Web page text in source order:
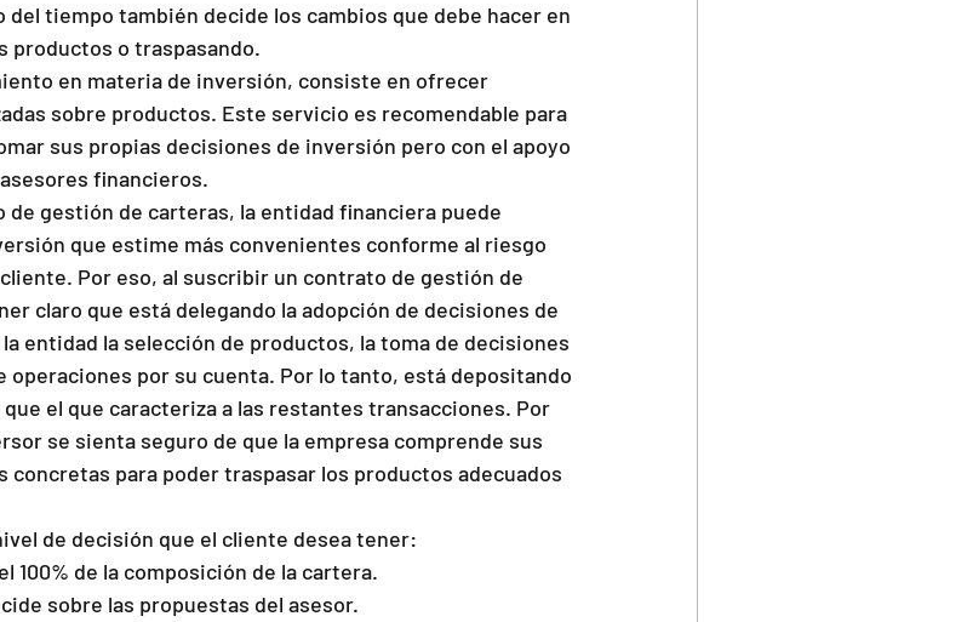
del tiempo también decide los cambios que debe hacer en
productos o traspasando.
en materia de inversión, consiste en ofrecer
sobre productos. Este servicio es recomendable para
sus propias decisiones de inversión pero con el apoyo
financieros.
de gestión de carteras, la entidad financiera puede
que estime más convenientes conforme al riesgo
Por eso, al suscribir un contrato de gestión de
claro que está delegando la adopción de decisiones de
entidad la selección de productos, la toma de decisiones
operaciones por su cuenta. Por lo tanto, está depositando
el que caracteriza a las restantes transacciones. Por
se sienta seguro de que la empresa comprende sus
concretas para poder traspasar los productos adecuados
de decisión que el cliente desea tener:
100% de la composición de la cartera.
sobre las propuestas del asesor.